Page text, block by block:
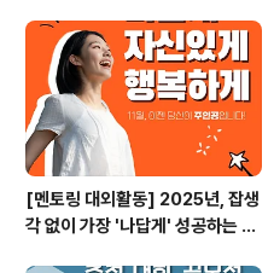
[멘토링 대외활동] 2025년, 잡생
각 없이 가장 '나답게' 성공하는 법